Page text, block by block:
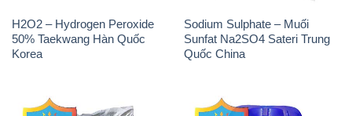
H2O2 – Hydrogen Peroxide
50% Taekwang Hàn Quốc
Korea
Sodium Sulphate – Muối
Sunfat Na2SO4 Sateri Trung
Quốc China